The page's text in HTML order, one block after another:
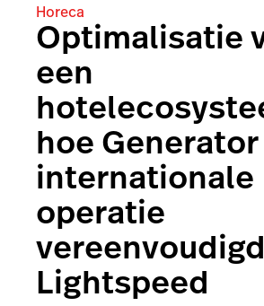
Horeca
Optimalisatie
een
hoe
internationale
operatie
Lightspeed